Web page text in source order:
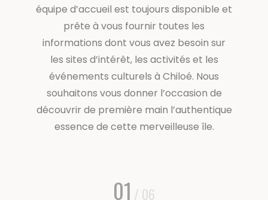
équipe d’accueil est toujours disponible et
prête à vous fournir toutes les
informations dont vous avez besoin sur
les sites d’intérêt, les activités et les
événements culturels à Chiloé. Nous
souhaitons vous donner l’occasion de
découvrir de première main l’authentique
essence de cette merveilleuse île.
01 / 06